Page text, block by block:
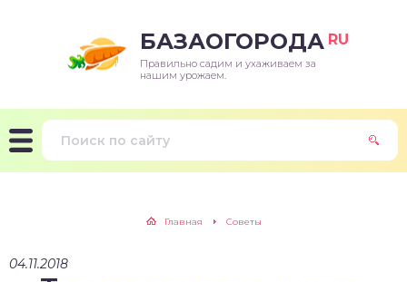
БАЗАОГОРОДА RU
Правильно садим и ухаживаем за
нашим урожаем.
Главная Советы
04.11.2018